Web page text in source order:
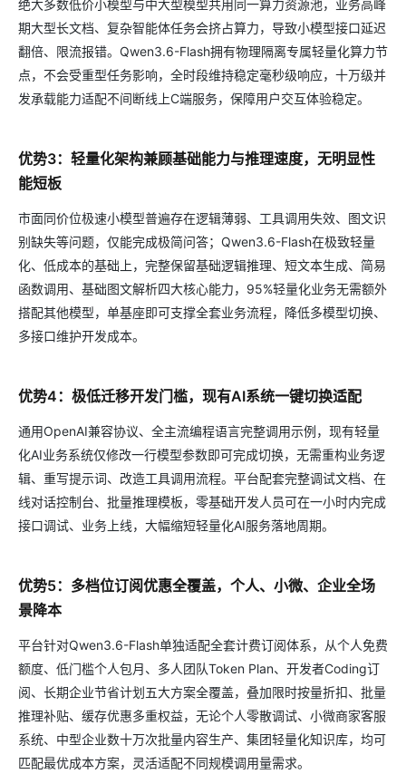
绝大多数低价小模型与中大型模型共用同一算力资源池，业务高峰
期大型长文档、复杂智能体任务会挤占算力，导致小模型接口延迟
翻倍、限流报错。Qwen3.6-Flash拥有物理隔离专属轻量化算力节
点，不会受重型任务影响，全时段维持稳定毫秒级响应，十万级并
发承载能力适配不间断线上C端服务，保障用户交互体验稳定。
优势3：轻量化架构兼顾基础能力与推理速度，无明显性
能短板
市面同价位极速小模型普遍存在逻辑薄弱、工具调用失效、图文识
别缺失等问题，仅能完成极简问答；Qwen3.6-Flash在极致轻量
化、低成本的基础上，完整保留基础逻辑推理、短文本生成、简易
函数调用、基础图文解析四大核心能力，95%轻量化业务无需额外
搭配其他模型，单基座即可支撑全套业务流程，降低多模型切换、
多接口维护开发成本。
优势4：极低迁移开发门槛，现有AI系统一键切换适配
通用OpenAI兼容协议、全主流编程语言完整调用示例，现有轻量
化AI业务系统仅修改一行模型参数即可完成切换，无需重构业务逻
辑、重写提示词、改造工具调用流程。平台配套完整调试文档、在
线对话控制台、批量推理模板，零基础开发人员可在一小时内完成
接口调试、业务上线，大幅缩短轻量化AI服务落地周期。
优势5：多档位订阅优惠全覆盖，个人、小微、企业全场
景降本
平台针对Qwen3.6-Flash单独适配全套计费订阅体系，从个人免费
额度、低门槛个人包月、多人团队Token Plan、开发者Coding订
阅、长期企业节省计划五大方案全覆盖，叠加限时按量折扣、批量
推理补贴、缓存优惠多重权益，无论个人零散调试、小微商家客服
系统、中型企业数十万次批量内容生产、集团轻量化知识库，均可
匹配最优成本方案，灵活适配不同规模调用量需求。